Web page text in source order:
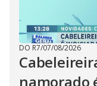
DO R7/07/08/2026
namorado